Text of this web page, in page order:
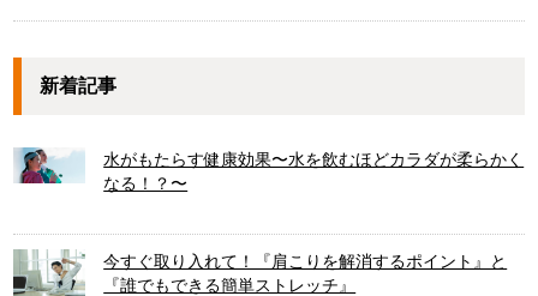
新着記事
水がもたらす健康効果〜水を飲むほどカラダが柔らかく
なる！？〜
今すぐ取り入れて！『肩こりを解消するポイント』と
『誰でもできる簡単ストレッチ』